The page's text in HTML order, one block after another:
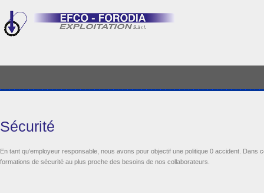
Sécurité
En tant qu’employeur responsable, nous avons pour objectif une politique 0 accident. Dans
formations de sécurité au plus proche des besoins de nos collaborateurs.